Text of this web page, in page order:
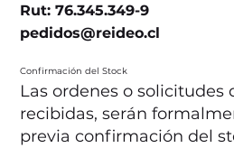
Rut: 76.345.349-9
pedidos@reideo.cl
Confirmación del Stock
Las ordenes o solicitudes
recibidas, serán
previa confirmación del